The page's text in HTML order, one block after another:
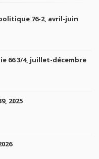
76-2, avril-juin
66 3/4, juillet-décembre
2025